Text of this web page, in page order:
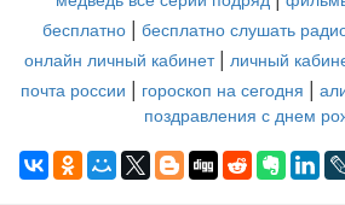
бесплатно | бесплатно слушать
онлайн личный кабинет | личный
почта россии | гороскоп на сегодня |
поздравления с днем